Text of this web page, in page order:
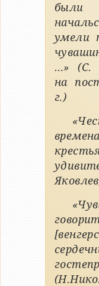
умели
…» (С.
на
г.)